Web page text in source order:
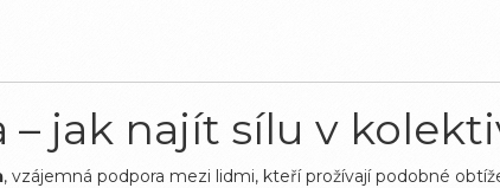
– jak najít sílu v
, vzájemná podpora mezi lidmi, kteří prožívají podobné